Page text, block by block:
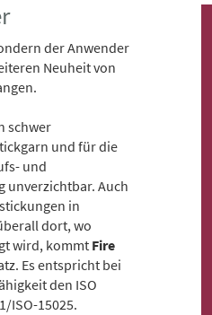
der Anwender
Neuheit von
schwer
und für die
und
unverzichtbar. Auch
in
dort, wo
wird, kommt Fire
Es entspricht bei
den ISO
ISO-15025.